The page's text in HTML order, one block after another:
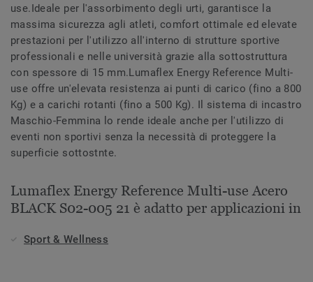
use.Ideale per l'assorbimento degli urti, garantisce la
massima sicurezza agli atleti, comfort ottimale ed elevate
prestazioni per l'utilizzo all'interno di strutture sportive
professionali e nelle università grazie alla sottostruttura
con spessore di 15 mm.Lumaflex Energy Reference Multi-
use offre un'elevata resistenza ai punti di carico (fino a 800
Kg) e a carichi rotanti (fino a 500 Kg). Il sistema di incastro
Maschio-Femmina lo rende ideale anche per l'utilizzo di
eventi non sportivi senza la necessità di proteggere la
superficie sottostnte.
Lumaflex Energy Reference Multi-use Acero
BLACK S02-005 21 è adatto per applicazioni in
Sport & Wellness